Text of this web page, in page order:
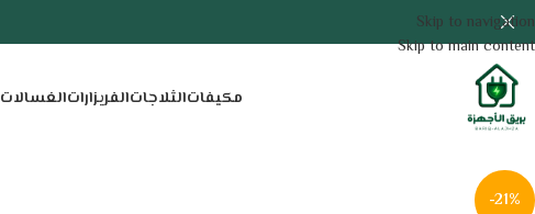
Skip to navigation
Skip to main content
مكيفاتالثلاجاتالفريزاراتالغسالات
-21%